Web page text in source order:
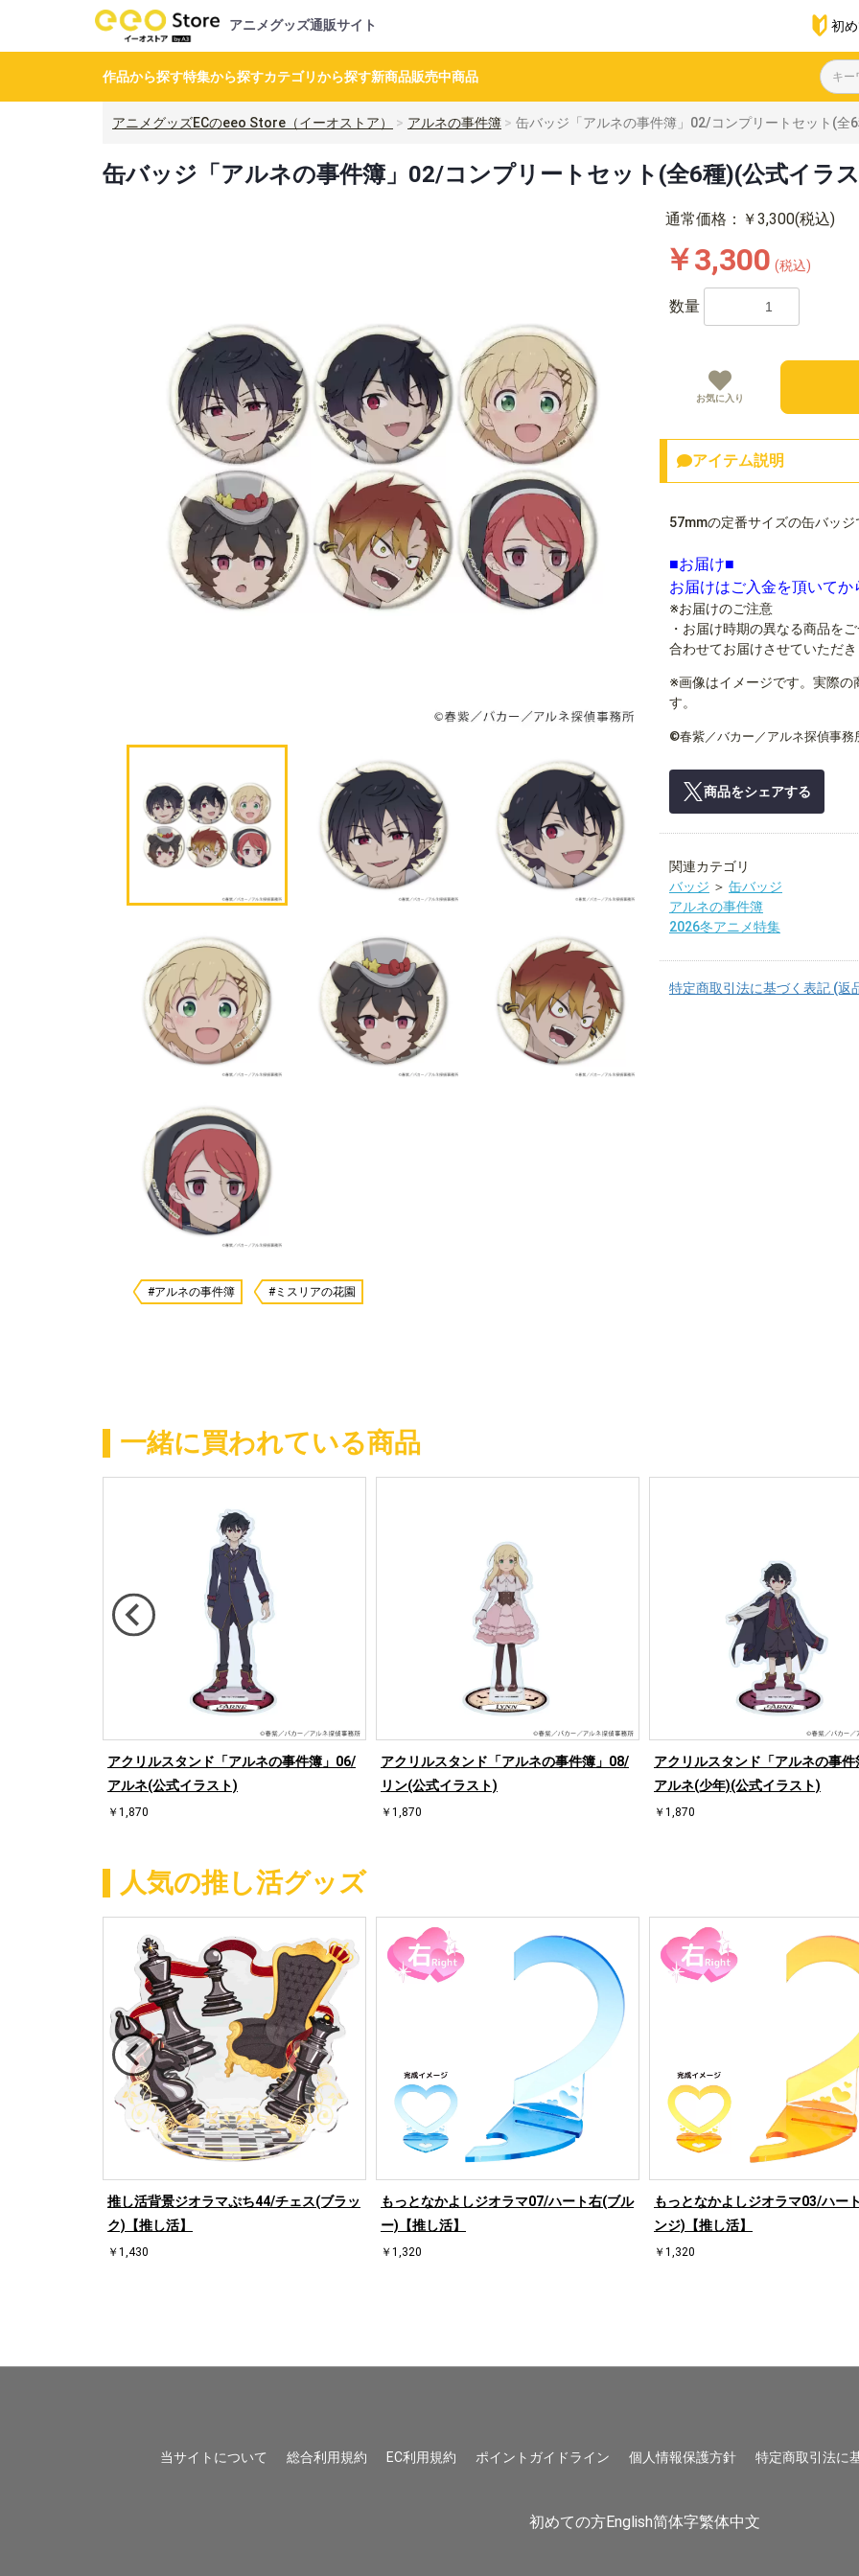
アニメグッズ通販サイト 初
作品から探す特集から探すカテゴリから探す新商品販売中商品
アニメグッズECのeeo Store（イーオストア） アルネの事件簿 缶バッジ「アルネの事件簿」02/コンプリートセット(全
缶バッジ「アルネの事件簿」02/コンプリートセット(全6種)(公式イラ
#アルネの事件簿 #ミスリアの花園
通常価格：￥3,300(税込)
￥3,300 (税込)
お気に入り
数量
アイテム説明
57mmの定番サイズの缶バッジ
■お届け■
お届けはご入金を頂いて
※お届けのご注意
・お届け時期の異なる商品を
合わせてお届けさせていただ
※画像はイメージです。実際
す。
©春紫／バカー／アルネ探偵事務
商品をシェアする
関連カテゴリ
バッジ ＞ 缶バッジ
アルネの事件簿
2026冬アニメ特集
特定商取引法に基づく表記 (返
一緒に買われている商品
アクリルスタンド「アルネの事件簿」06/
アルネ(公式イラスト)
￥1,870
アクリルスタンド「アルネの事件簿」08/
リン(公式イラスト)
￥1,870
アクリルスタンド「アルネの事
アルネ(少年)(公式イラスト)
￥1,870
人気の推し活グッズ
推し活背景ジオラマぷち44/チェス(ブラッ
ク)【推し活】
￥1,430
もっとなかよしジオラマ07/ハート右(ブル
ー)【推し活】
￥1,320
もっとなかよしジオラマ03/ハー
ンジ)【推し活】
￥1,320
当サイトについて 総合利用規約 EC利用規約 ポイントガイドライン 個人情報保護方針 特定商取引法に
初めての方English简体字繁体中文